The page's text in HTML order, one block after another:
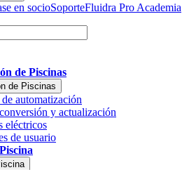
en socioSoporteFluidra Pro Academia
de Piscinas
de Piscinas
de automatización
y actualización
eléctricos
de usuario